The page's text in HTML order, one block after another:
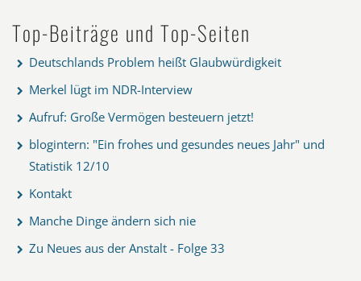
Top-Beiträge und Top-Seiten
Deutschlands Problem heißt Glaubwürdigkeit
Merkel lügt im NDR-Interview
Aufruf: Große Vermögen besteuern jetzt!
blogintern: "Ein frohes und gesundes neues Jahr" und
Statistik 12/10
Kontakt
Manche Dinge ändern sich nie
Zu Neues aus der Anstalt - Folge 33